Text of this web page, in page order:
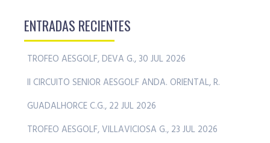
ENTRADAS RECIENTES
TROFEO AESGOLF, DEVA G., 30 JUL 2026
II CIRCUITO SENIOR AESGOLF ANDA. ORIENTAL, R.
GUADALHORCE C.G., 22 JUL 2026
TROFEO AESGOLF, VILLAVICIOSA G., 23 JUL 2026